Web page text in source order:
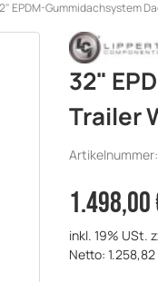
EPDM-Gummidachsystem
32"
Trailer
Artikelnummer:
1.498,00
inkl. 19% USt.
Netto: